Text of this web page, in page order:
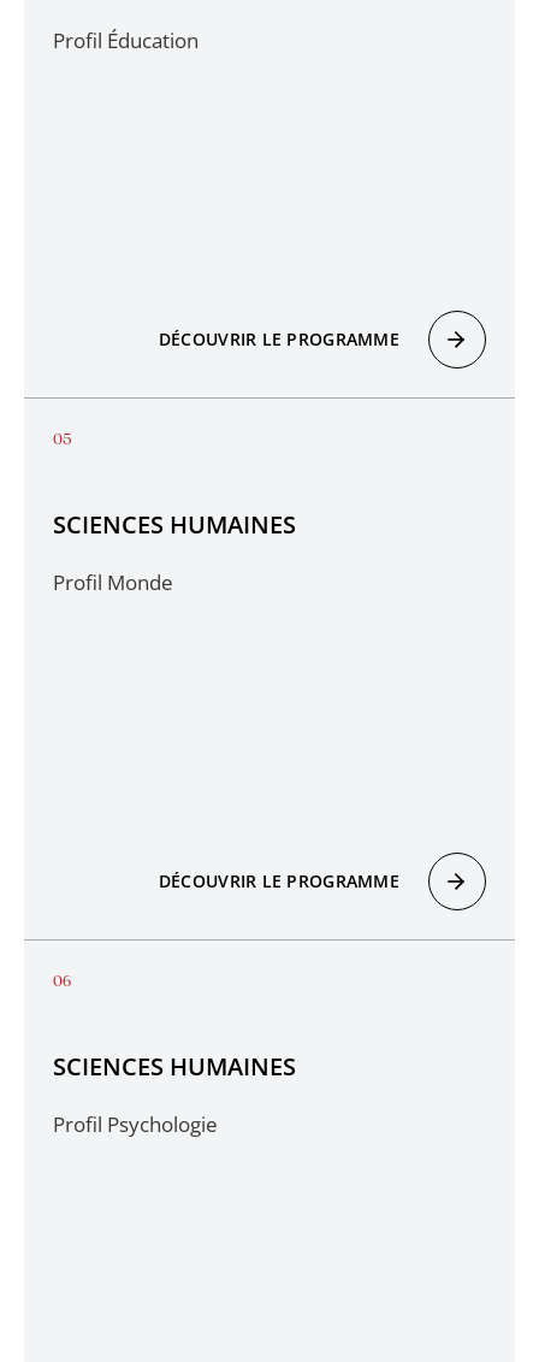
Profil Éducation
DÉCOUVRIR LE PROGRAMME
SCIENCES HUMAINES
Profil Monde
DÉCOUVRIR LE PROGRAMME
SCIENCES HUMAINES
Profil Psychologie